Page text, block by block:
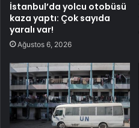
İstanbul’da yolcu otobüsü
kaza yaptı: Çok sayıda
yaralı var!
Ağustos 6, 2026